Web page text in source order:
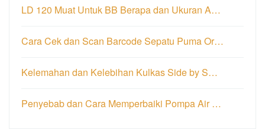
LD 120 Muat Untuk BB Berapa dan Ukuran A…
Cara Cek dan Scan Barcode Sepatu Puma Or…
Kelemahan dan Kelebihan Kulkas Side by S…
Penyebab dan Cara Memperbaiki Pompa Air …